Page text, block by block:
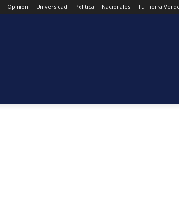
Opinión Universidad Politica Nacionales Tu Tierra Verde